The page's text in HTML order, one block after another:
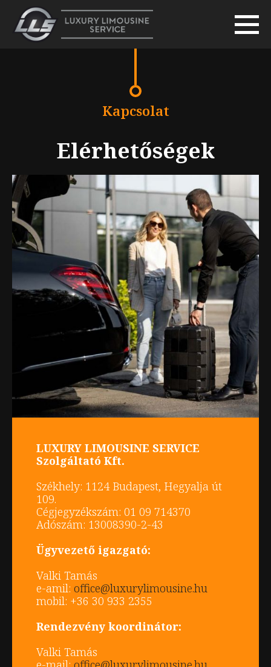
Kapcsolat
Elérhetőségek
LUXURY LIMOUSINE SERVICE
Szolgáltató Kft.
Székhely: 1124 Budapest, Hegyalja út
109.
Cégjegyzékszám: 01 09 714370
Adószám: 13008390-2-43
Ügyvezető igazgató:
Valki Tamás
e-amil: office@luxurylimousine.hu
mobil: +36 30 933 2355
Rendezvény koordinátor:
Valki Tamás